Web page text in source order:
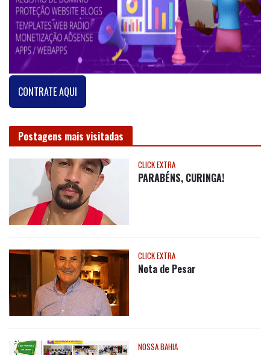
CONTRATE AQUI
Postagens mais visitadas
CLICK EXTRA
PARABÉNS, CURINGA!
CLICK EXTRA
Nota de Pesar
NOSSA BAHIA